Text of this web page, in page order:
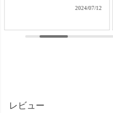
それぞれの提灯を別に準備
そんなお困りごとにお応え
@simple_butudan ■メモリア
2024/07/12
レビュー